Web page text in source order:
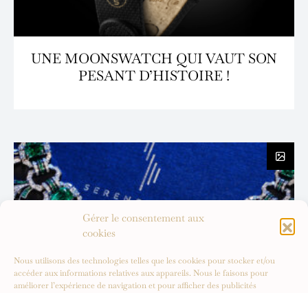
Gérer le consentement aux
cookies
Nous utilisons des technologies telles que les cookies pour stocker et/ou
accéder aux informations relatives aux appareils. Nous le faisons pour
améliorer l’expérience de navigation et pour afficher des publicités
UNE MOONSWATCH QUI VAUT SON
PESANT D’HISTOIRE !